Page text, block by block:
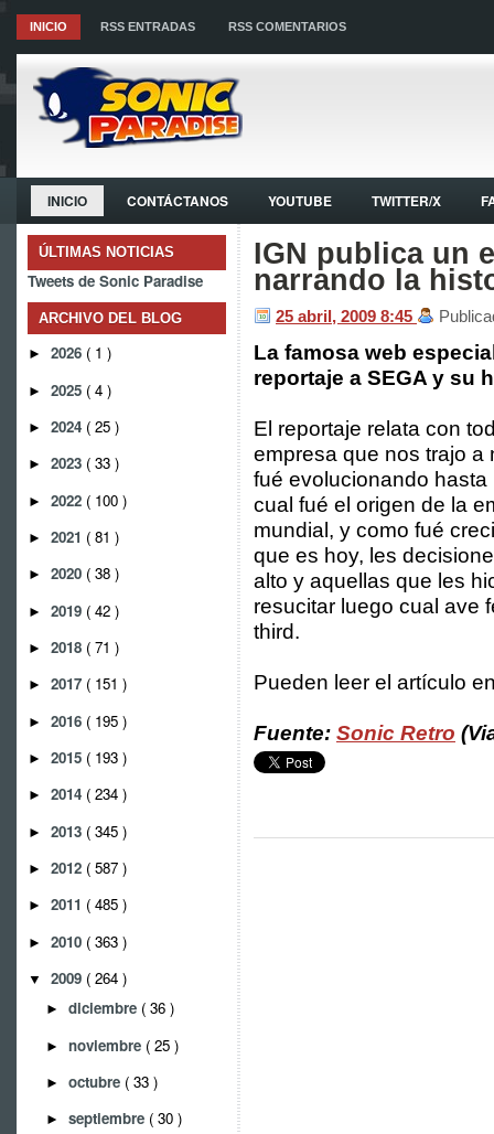
INICIO RSS ENTRADAS RSS COMENTARIOS
INICIO CONTÁCTANOS YOUTUBE TWITTER/X
ÚLTIMAS NOTICIAS
Tweets de Sonic Paradise
ARCHIVO DEL BLOG
► 2026 ( 1 )
► 2025 ( 4 )
► 2024 ( 25 )
► 2023 ( 33 )
► 2022 ( 100 )
► 2021 ( 81 )
► 2020 ( 38 )
► 2019 ( 42 )
► 2018 ( 71 )
► 2017 ( 151 )
► 2016 ( 195 )
► 2015 ( 193 )
► 2014 ( 234 )
► 2013 ( 345 )
► 2012 ( 587 )
► 2011 ( 485 )
► 2010 ( 363 )
▼ 2009 ( 264 )
► diciembre ( 36 )
► noviembre ( 25 )
► octubre ( 33 )
► septiembre ( 30 )
IGN publica un
narrando la
25 abril, 2009 8:45
La famosa web
reportaje a SEGA y su
El reportaje relata con
empresa que nos trajo a
fué evolucionando
cual fué el origen de la
mundial, y como fué
que es hoy, les
alto y aquellas que les
resucitar luego cual ave
third.
Pueden leer el artículo
Fuente: Sonic Retro